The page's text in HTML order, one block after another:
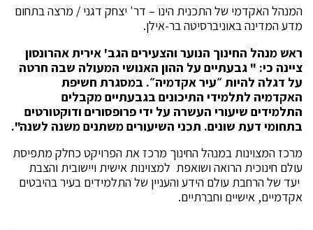
המנהל האקדמי של התכנית הינו – דר' יצחק דגני / מרצה בתחום
מדע המדינה באוניברסיטה בר-אילן.
ראש מנהל החינוך הנוער והצעירים הגב' אירית אהרונסון
ציינה כי: " גבעתיים על ההון האנושי המעולה שבה חרטה
על דגלה להיות ״עיר אקדמיה״. במסגרת חשיפת
האקדמיה לתלמידי התיכונים בגבעתיים מקבלים
התלמידים שיעורי העשרה על ידי פרופסורים ודוקטורטים
בתחומי דעת שונים. תכני השיעורים משתנים משנה לשנה".
מרכז המצוינות במנהל החינוך מרכז את הפרויקט כחלק מתפיסת
עולם חינוכית הרואה ושואפת למצוינות אישית ויישובית והצבת
יעד של הרחבת עולם הידע והעניין של התלמידים בעיר בהיבטים
אקדמיים, אישיים וחברתיים.